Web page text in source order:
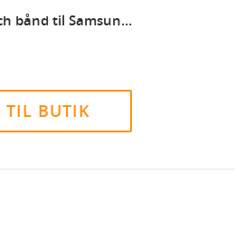
Smartwatch bånd til Samsung Galaxy Gear S2 Classic...
TIL BUTIK